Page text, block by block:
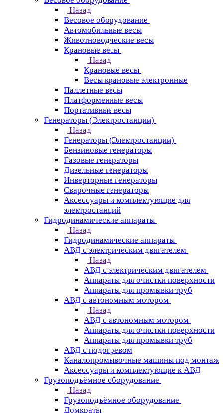
Назад
Весовое оборудование
Автомобильные весы
Животноводческие весы
Крановые весы
Назад
Крановые весы
Весы крановые электронные
Паллетные весы
Платформенные весы
Портативные весы
Генераторы (Электростанции)
Назад
Генераторы (Электростанции)
Бензиновые генераторы
Газовые генераторы
Дизельные генераторы
Инверторные генераторы
Сварочные генераторы
Аксессуары и комплектующие для
электростанций
Гидродинамические аппараты
Назад
Гидродинамические аппараты
АВД с электрическим двигателем
Назад
АВД с электрическим двигателем
Аппараты для очистки поверхности
Аппараты для промывки труб
АВД с автономным мотором
Назад
АВД с автономным мотором
Аппараты для очистки поверхности
Аппараты для промывки труб
АВД с подогревом
Каналопромывочные машины под монтаж
Аксессуары и комплектующие к АВД
Грузоподъёмное оборудование
Назад
Грузоподъёмное оборудование
Домкраты